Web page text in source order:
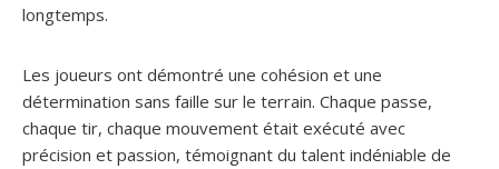
longtemps.
Les joueurs ont démontré une cohésion et une
détermination sans faille sur le terrain. Chaque passe,
chaque tir, chaque mouvement était exécuté avec
précision et passion, témoignant du talent indéniable de